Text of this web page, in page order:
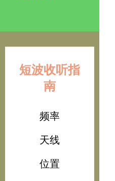
短波收听指
南
频率
天线
位置